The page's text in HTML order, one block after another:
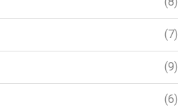
(7)
(9)
(6)